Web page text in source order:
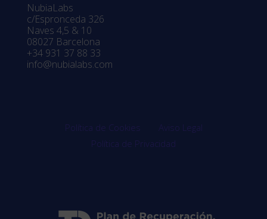
NubiaLabs
c/Espronceda 326
Naves 4,5 & 10
08027 Barcelona
+34 931 37 88 33
info@nubialabs.com
Política de Cookies
Aviso Legal
Política de Privacidad